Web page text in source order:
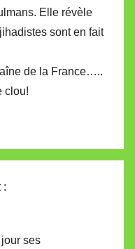
Elle révèle
sont en fait
de la France…..
clou!
:
ses